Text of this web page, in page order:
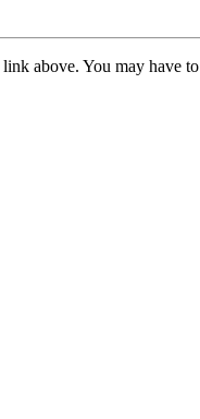
above. You may have to